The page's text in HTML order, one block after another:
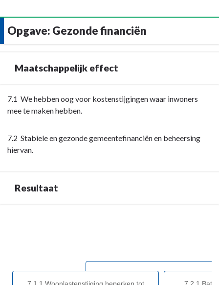
Opgave: Gezonde financiën
Maatschappelijk effect
Terug
naar
Maatschappelijk
7.1 We hebben oog voor kostenstijgingen waar inwoners
mee te maken hebben.
7.2 Stabiele en gezonde gemeentefinanciën en beheersing
hiervan.
Resultaat